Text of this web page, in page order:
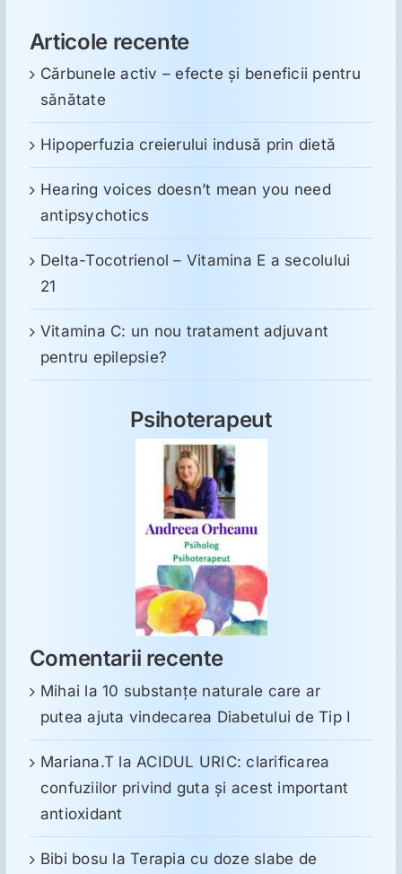
Articole recente
Cărbunele activ – efecte și beneficii pentru
sănătate
Hipoperfuzia creierului indusă prin dietă
Hearing voices doesn’t mean you need
antipsychotics
Delta-Tocotrienol – Vitamina E a secolului
21
Vitamina C: un nou tratament adjuvant
pentru epilepsie?
Psihoterapeut
Comentarii recente
Mihai la10 substanţe naturale care ar
putea ajuta vindecarea Diabetului de Tip I
Mariana.T la ACIDUL URIC: clarificarea
confuziilor privind guta și acest important
antioxidant
Bibi bosu laTerapia cu doze slabe de